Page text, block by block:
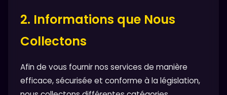
2. Informations que Nous
Collectons
Afin de vous fournir nos services de manière
efficace, sécurisée et conforme à la législation,